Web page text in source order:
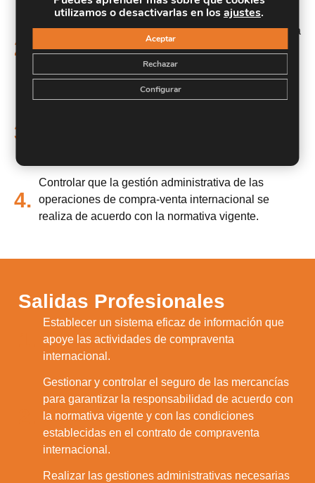
2.
Gestionar y controlar el seguro de las mercancías
para garantizar la responsabilidad de acuerdo con la
normativa vigente y con las condiciones
establecidas en el contrato de compraventa
internacional.
3.
4.
Controlar que la gestión administrativa de las
operaciones de compra-venta internacional se
realiza de acuerdo con la normativa vigente.
Salidas Profesionales
Establecer un sistema eficaz de información que
apoye las actividades de compraventa
internacional.
Gestionar y controlar el seguro de las mercancías
para garantizar la responsabilidad de acuerdo con
la normativa vigente y con las condiciones
establecidas en el contrato de compraventa
internacional.
Realizar las gestiones administrativas necesarias
utilizamos o desactivarlas en losajustes.
Aceptar
Rechazar
Configurar